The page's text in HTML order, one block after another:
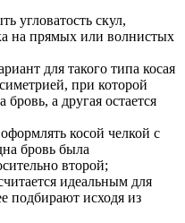
угловатость скул,
на прямых или волнистых
для такого типа косая
при которой
а другая остается
косой челкой с
бровь была
второй;
идеальным для
подбирают исходя из